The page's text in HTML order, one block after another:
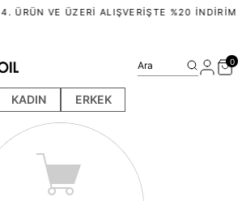
4. ÜRÜN VE ÜZERI ALIŞVERIŞTE %20 İNDIRIM
KADIN ERKEK
Ara 0